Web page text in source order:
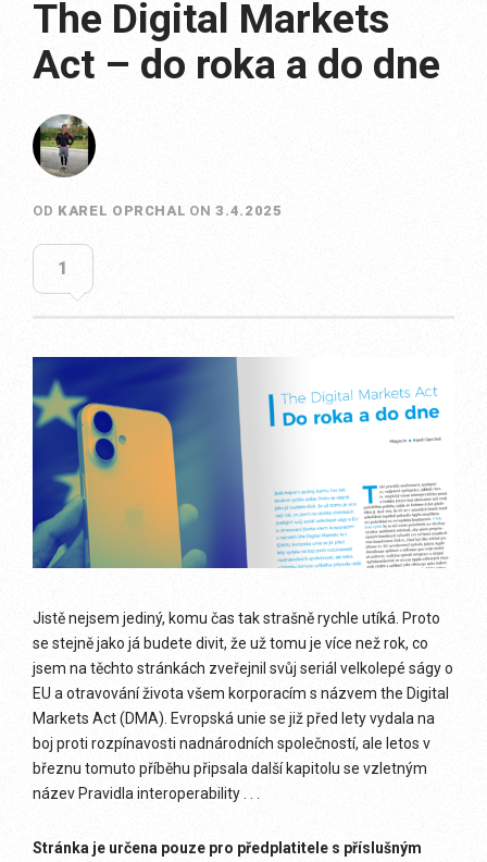
The Digital Markets
Act – do roka a do dne
OD KAREL OPRCHAL ON3.4.2025
1
Jistě nejsem jediný, komu čas tak strašně rychle utíká. Proto
se stejně jako já budete divit, že už tomu je více než rok, co
jsem na těchto stránkách zveřejnil svůj seriál velkolepé ságy o
EU a otravování života všem korporacím s názvem the Digital
Markets Act (DMA). Evropská unie se již před lety vydala na
boj proti rozpínavosti nadnárodních společností, ale letos v
březnu tomuto příběhu připsala další kapitolu se vzletným
název Pravidla interoperability . . .
Stránka je určena pouze pro předplatitele s příslušným